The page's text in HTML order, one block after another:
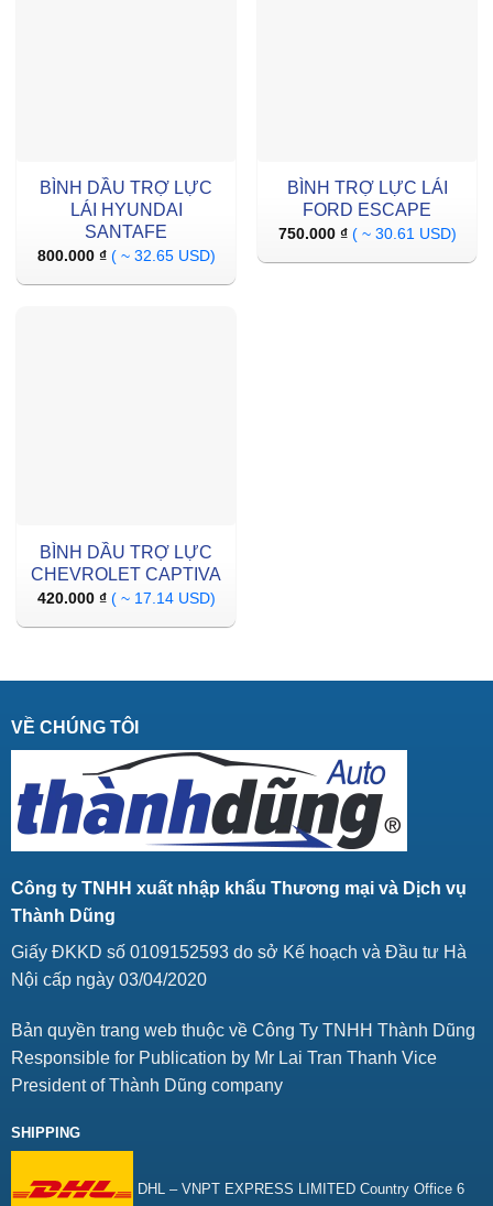
BÌNH DẦU TRỢ LỰC
LÁI HYUNDAI
SANTAFE
800.000 ₫ ( ~ 32.65 USD)
BÌNH TRỢ LỰC LÁI
FORD ESCAPE
750.000 ₫ ( ~ 30.61 USD)
BÌNH DẦU TRỢ LỰC
CHEVROLET CAPTIVA
420.000 ₫ ( ~ 17.14 USD)
VỀ CHÚNG TÔI
Công ty TNHH xuất nhập khẩu Thương mại và Dịch vụ
Thành Dũng
Giấy ĐKKD số 0109152593 do sở Kế hoạch và Đầu tư Hà
Nội cấp ngày 03/04/2020
Bản quyền trang web thuộc về Công Ty TNHH Thành Dũng
Responsible for Publication by Mr Lai Tran Thanh Vice
President of Thành Dũng company
SHIPPING
DHL – VNPT EXPRESS LIMITED Country Office 6